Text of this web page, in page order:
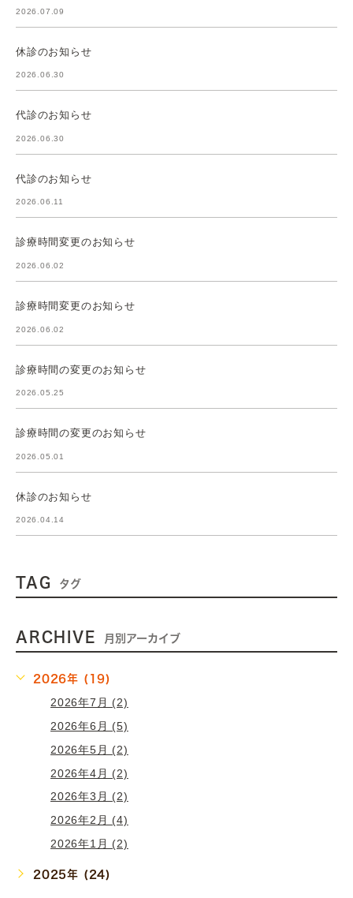
2026.07.09
休診のお知らせ
2026.06.30
代診のお知らせ
2026.06.30
代診のお知らせ
2026.06.11
診療時間変更のお知らせ
2026.06.02
診療時間変更のお知らせ
2026.06.02
診療時間の変更のお知らせ
2026.05.25
診療時間の変更のお知らせ
2026.05.01
休診のお知らせ
2026.04.14
TAG タグ
ARCHIVE 月別アーカイブ
2026年 (19)
2026年7月 (2)
2026年6月 (5)
2026年5月 (2)
2026年4月 (2)
2026年3月 (2)
2026年2月 (4)
2026年1月 (2)
2025年 (24)